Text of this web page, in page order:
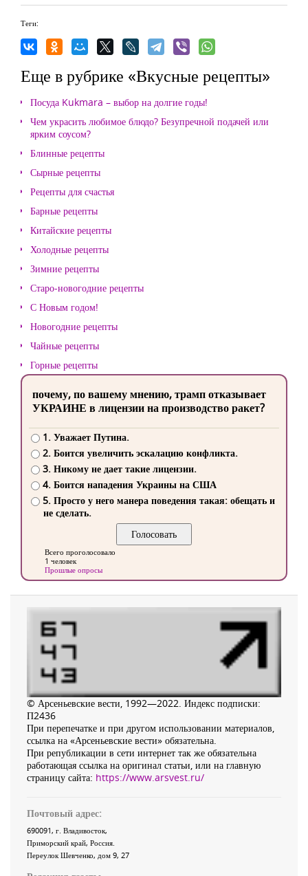
Теги:
Еще в рубрике «Вкусные рецепты»
Посуда Kukmara – выбор на долгие годы!
Чем украсить любимое блюдо? Безупречной подачей или
ярким соусом?
Блинные рецепты
Сырные рецепты
Рецепты для счастья
Барные рецепты
Китайские рецепты
Холодные рецепты
Зимние рецепты
Старо-новогодние рецепты
С Новым годом!
Новогодние рецепты
Чайные рецепты
Горные рецепты
почему, по вашему мнению, трамп отказывает
УКРАИНЕ в лицензии на производство ракет?
1. Уважает Путина.
2. Боится увеличить эскалацию конфликта.
3. Никому не дает такие лицензии.
4. Боится нападения Украины на США
5. Просто у него манера поведения такая: обещать и
не сделать.
Всего проголосовало
1 человек
Прошлые опросы
© Арсеньевские вести, 1992—2022. Индекс подписки:
П2436
При перепечатке и при другом использовании материалов,
ссылка на «Арсеньевские вести» обязательна.
При републикации в сети интернет так же обязательна
работающая ссылка на оригинал статьи, или на главную
страницу сайта: https://www.arsvest.ru/
Почтовый адрес:
690091, г. Владивосток,
Приморский край, Россия
Переулок Шевченко, дом 9, 27